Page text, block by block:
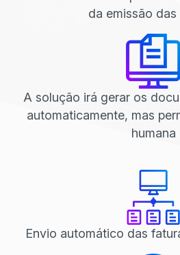
da emissão das
A solução irá gerar os
automaticamente, mas
humana
Envio automático das